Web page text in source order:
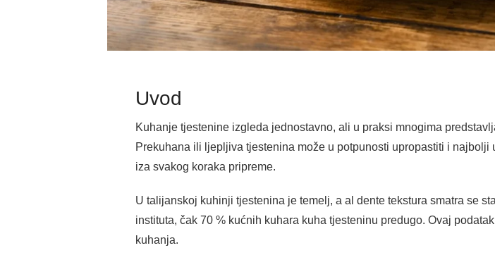
Uvod
Kuhanje tjestenine izgleda jednostavno, ali u praksi mnogima
Prekuhana ili ljepljiva tjestenina može u potpunosti upropastiti i
iza svakog koraka pripreme.
U talijanskoj kuhinji tjestenina je temelj, a al dente tekstura smatra se
instituta, čak 70 % kućnih kuhara kuha tjesteninu predugo. Ovaj
kuhanja.